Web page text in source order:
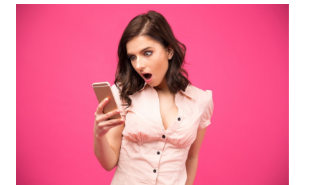
frågor
Paketering
Frakthandlingar
Skrivarinställningar
Tulldeklarationer